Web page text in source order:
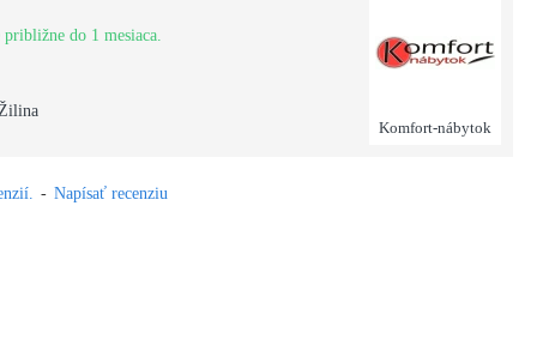
do 1 mesiaca.
Komfort-nábytok
- Napísať recenziu